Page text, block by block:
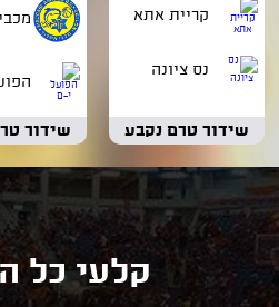
קריית אתא
נס ציונה
שידור טרם נקבע שידור
קלעי כל